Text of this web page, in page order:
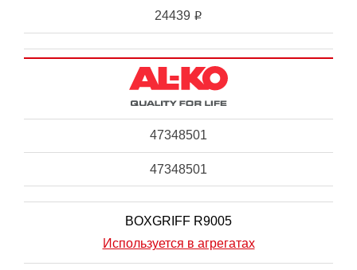
24439 i
47348501
47348501
BOXGRIFF R9005
Используется в агрегатах